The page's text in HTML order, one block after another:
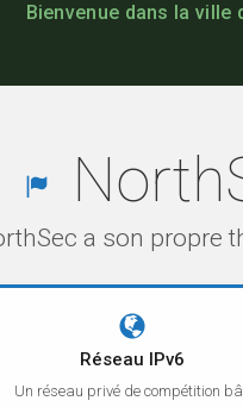
Bienvenue dans la ville
a son propre
Réseau IPv6
Un réseau privé de compétition